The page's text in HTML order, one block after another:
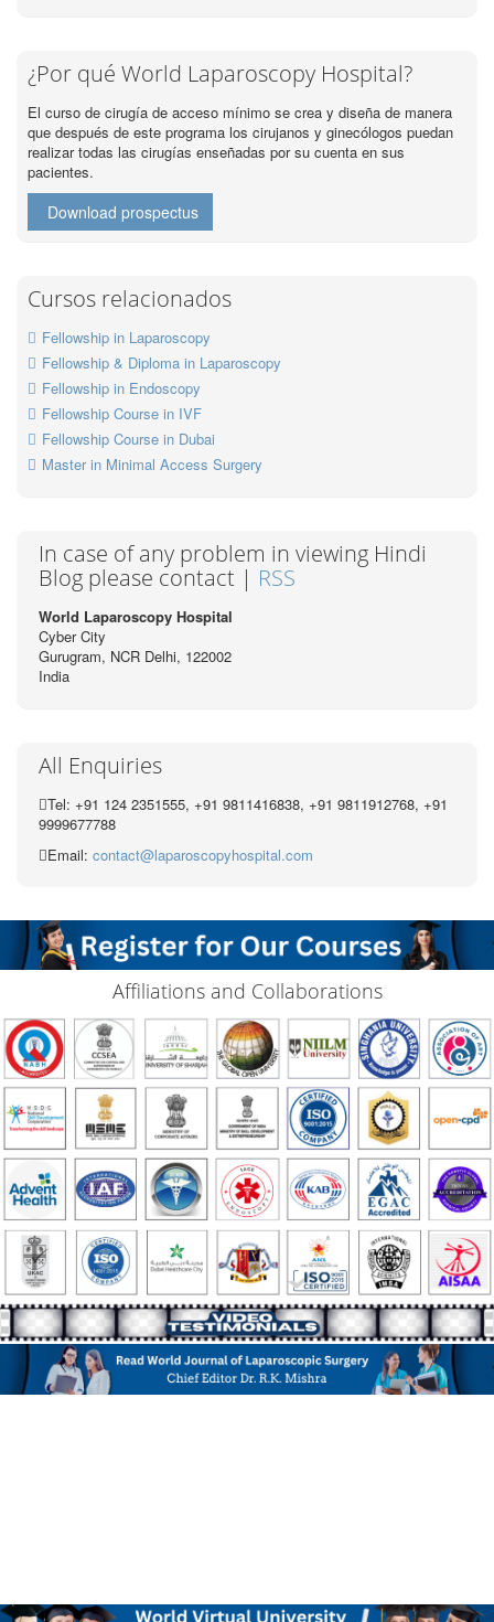
¿Por qué World Laparoscopy Hospital?
El curso de cirugía de acceso mínimo se crea y diseña de manera
que después de este programa los cirujanos y ginecólogos puedan
realizar todas las cirugías enseñadas por su cuenta en sus
pacientes.
Download prospectus
Cursos relacionados
Fellowship in Laparoscopy
Fellowship & Diploma in Laparoscopy
Fellowship in Endoscopy
Fellowship Course in IVF
Fellowship Course in Dubai
Master in Minimal Access Surgery
In case of any problem in viewing Hindi
Blog please contact | RSS
World Laparoscopy Hospital
Cyber City
Gurugram, NCR Delhi, 122002
India
All Enquiries
Tel: +91 124 2351555, +91 9811416838, +91 9811912768, +91
9999677788
Email: contact@laparoscopyhospital.com
Affiliations and Collaborations